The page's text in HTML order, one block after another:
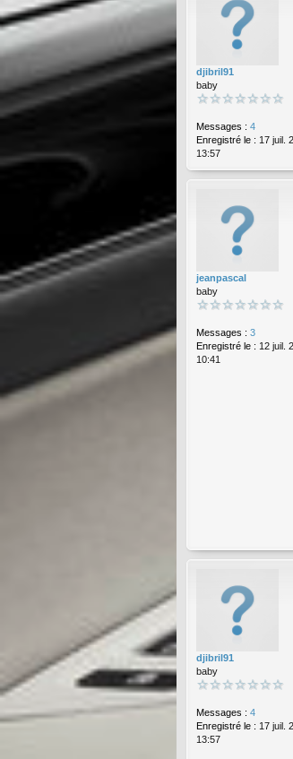
djibril91
baby
Messages : 4
Enregistré le : 17 juil.
13:57
jeanpascal
baby
Messages : 3
Enregistré le : 12 juil.
10:41
djibril91
baby
Messages : 4
Enregistré le : 17 juil.
13:57